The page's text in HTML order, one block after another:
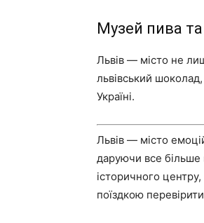
Музей пива
Львів — місто не
львівський
Україні.
Львів — місто
даруючи все більше
історичного
поїздкою